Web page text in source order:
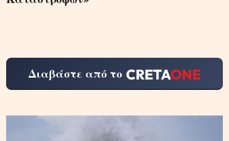
Διαβάστε από το